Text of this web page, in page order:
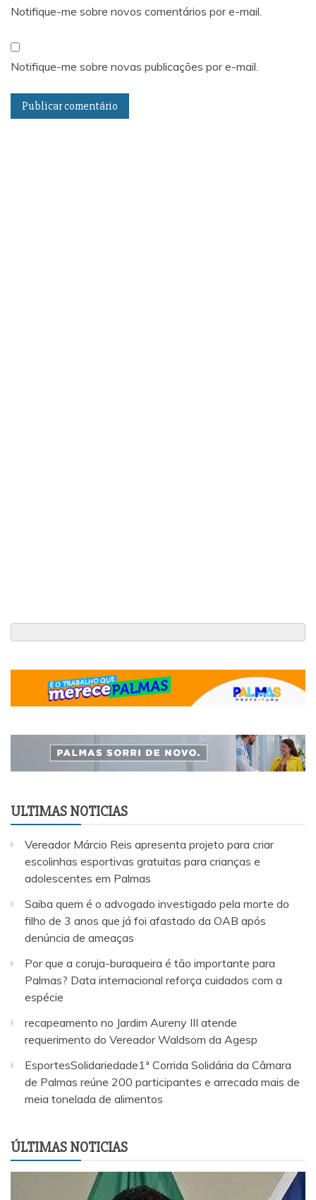
Notifique-me sobre novos comentários por e-mail.
Notifique-me sobre novas publicações por e-mail.
ULTIMAS NOTICIAS
Vereador Márcio Reis apresenta projeto para criar
escolinhas esportivas gratuitas para crianças e
adolescentes em Palmas
Saiba quem é o advogado investigado pela morte do
filho de 3 anos que já foi afastado da OAB após
denúncia de ameaças
Por que a coruja-buraqueira é tão importante para
Palmas? Data internacional reforça cuidados com a
espécie
recapeamento no Jardim Aureny III atende
requerimento do Vereador Waldsom da Agesp
EsportesSolidariedade1ª Corrida Solidária da Câmara
de Palmas reúne 200 participantes e arrecada mais de
meia tonelada de alimentos
ÚLTIMAS NOTICIAS